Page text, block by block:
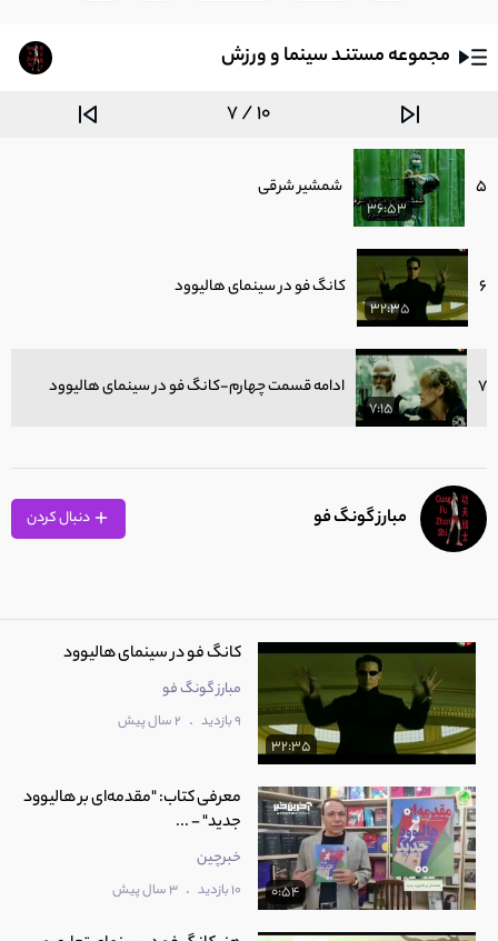
مجموعه مستند سینما و ورزش
7 / 10
5
36:53
شمشیر شرقی
6
32:35
کانگ فو در سینمای هالیوود
7
7:15
ادامه قسمت چهارم-کانگ فو در سینمای هالیوود
39:11
سینما و ورزش-هیجان سرعت
مبارز گونگ فو
32:35
کانگ فو در سینمای هالیوود
مبارز گونگ فو
9 بازدید . 2 سال پیش
0:54
معرفی کتاب: "مقدمه‌ای بر هالیوود
جدید" - ...
خبرچین
10 بازدید . 3 سال پیش